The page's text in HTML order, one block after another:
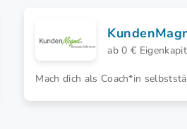
ab 0 €
Mach dich als Coach*in